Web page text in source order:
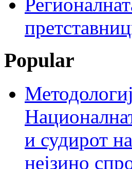
Popular
и судирот
нејзино